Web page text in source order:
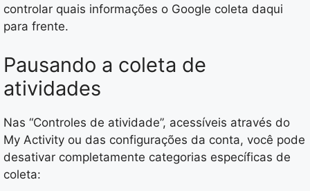
controlar quais informações o Google coleta daqui
para frente.
Pausando a coleta de
atividades
Nas “Controles de atividade”, acessíveis através do
My Activity ou das configurações da conta, você pode
desativar completamente categorias específicas de
coleta: